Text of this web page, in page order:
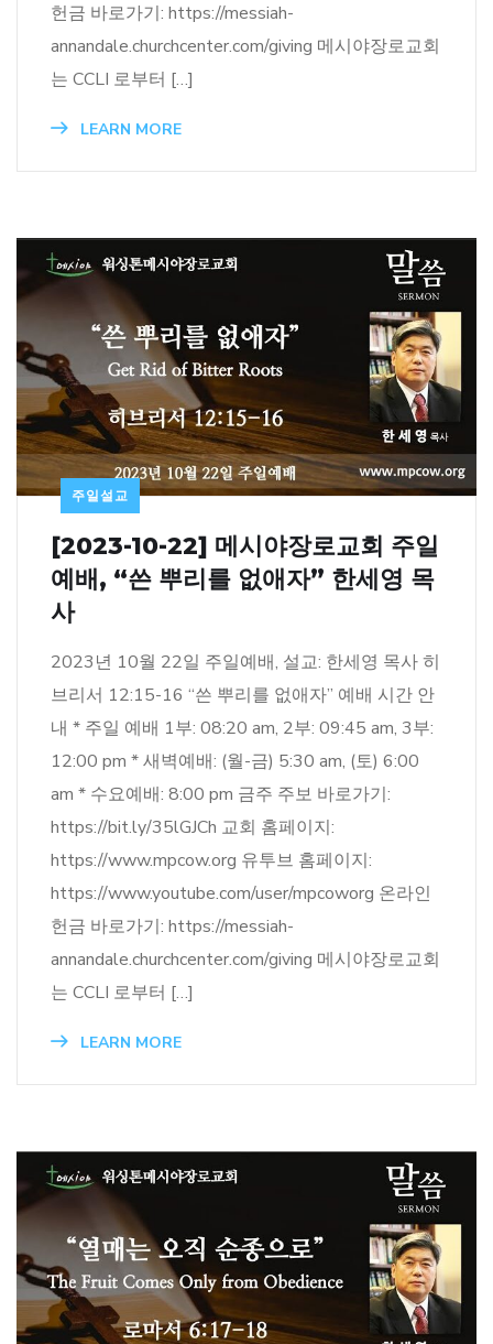
헌금 바로가기: https://messiah-
annandale.churchcenter.com/giving 메시야장로교회
는 CCLI 로부터 […]
LEARN MORE
주일설교
[2023-10-22] 메시야장로교회 주일
예배, “쓴 뿌리를 없애자” 한세영 목
사
2023년 10월 22일 주일예배, 설교: 한세영 목사 히
브리서 12:15-16 “쓴 뿌리를 없애자” 예배 시간 안
내 * 주일 예배 1부: 08:20 am, 2부: 09:45 am, 3부:
12:00 pm * 새벽예배: (월-금) 5:30 am, (토) 6:00
am * 수요예배: 8:00 pm 금주 주보 바로가기:
https://bit.ly/35lGJCh 교회 홈페이지:
https://www.mpcow.org 유투브 홈페이지:
https://www.youtube.com/user/mpcoworg 온라인
헌금 바로가기: https://messiah-
annandale.churchcenter.com/giving 메시야장로교회
는 CCLI 로부터 […]
LEARN MORE